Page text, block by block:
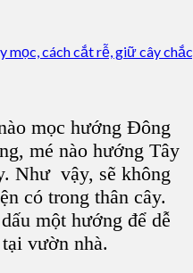
mọc hướng Đông
mé nào hướng Tây
Như vậy, sẽ không
có trong thân cây.
một hướng để dễ
vườn nhà.